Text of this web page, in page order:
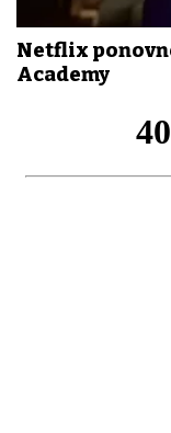
Netflix
Academy